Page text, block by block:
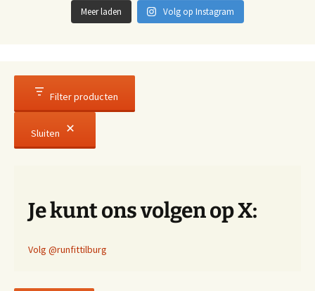
Meer laden Volg op Instagram
Filter producten
Sluiten
Je kunt ons volgen op X:
Volg @runfittilburg